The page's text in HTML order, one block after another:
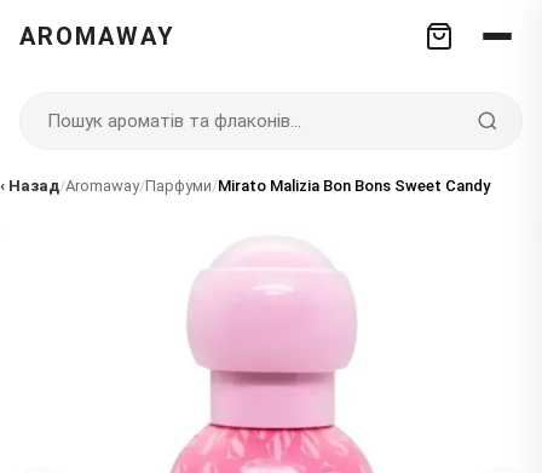
AROMAWAY
‹ Назад/Aromaway/Парфуми/Mirato Malizia Bon Bons Sweet Candy